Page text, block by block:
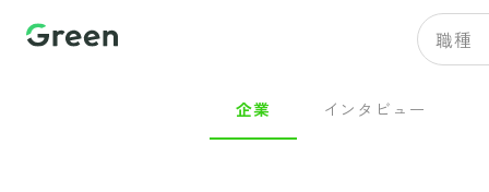
職種
企業 インタビュー